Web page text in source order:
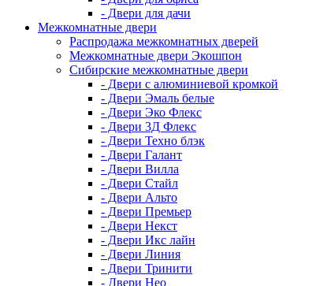
- Двери для дачи
Межкомнатные двери
Распродажа межкомнатных дверей
Межкомнатные двери Экошпон
Сибирские межкомнатные двери
- Двери с алюминиевой кромкой
- Двери Эмаль белые
- Двери Эко Флекс
- Двери 3Д Флекс
- Двери Техно блэк
- Двери Галант
- Двери Вилла
- Двери Стайл
- Двери Альто
- Двери Премьер
- Двери Некст
- Двери Икс лайн
- Двери Линия
- Двери Тринити
- Двери Нео